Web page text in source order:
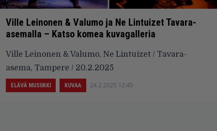
Ville Leinonen & Valumo ja Ne Lintuizet Tavara-
asemalla – Katso komea kuvagalleria
Ville Leinonen & Valumo, Ne Lintuizet / Tavara-
asema, Tampere / 20.2.2025
ELÄVÄ MUSIIKKI KUVAA 24.2.2025 12:45